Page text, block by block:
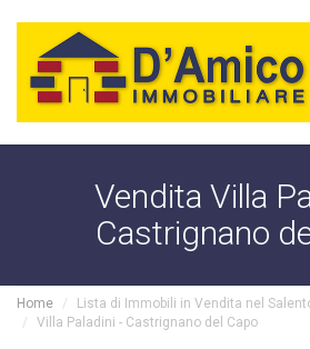
Vendita Villa
Castrignano
Home
Lista di Immobili in Vendita nel
Villa Paladini - Castrignano del Capo